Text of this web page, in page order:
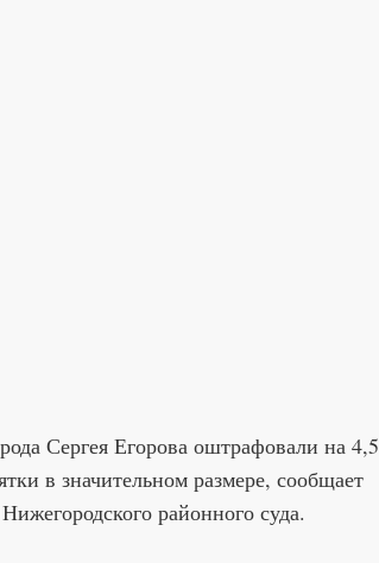
Сергея Егорова оштрафовали на 4,5
в значительном размере, сообщает
районного суда.